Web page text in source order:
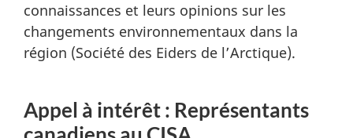
connaissances et leurs opinions sur les
changements environnementaux dans la
région (Société des Eiders de l’Arctique).
Appel à intérêt : Représentants